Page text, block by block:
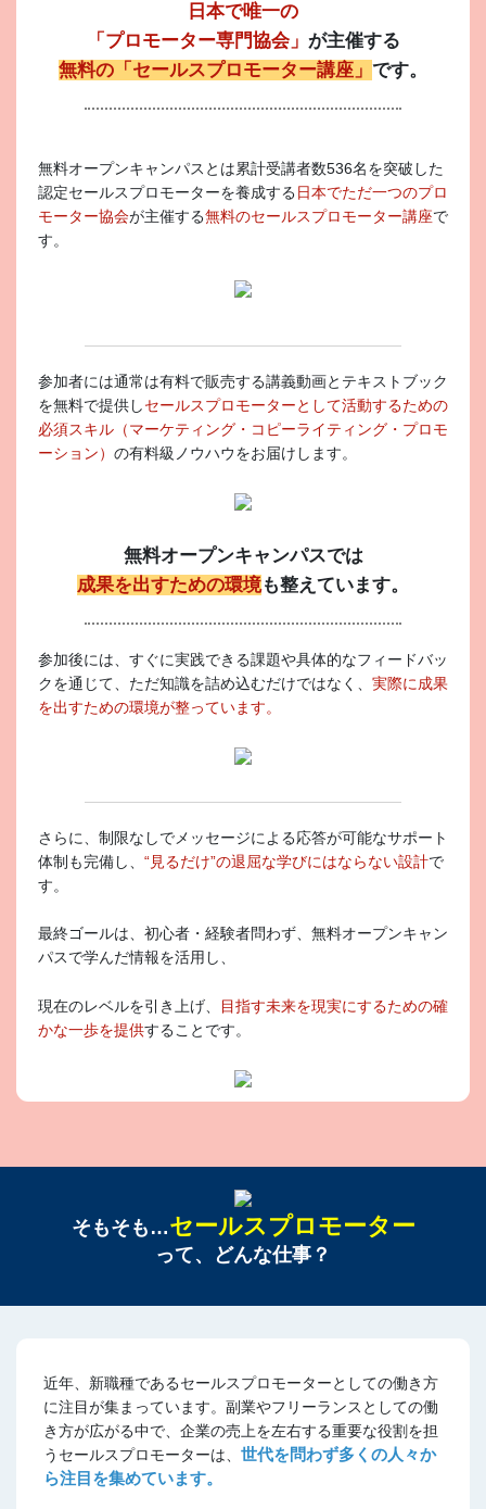
日本で唯一の
「プロモーター専門協会」 が主催する
無料の「セールスプロモーター講座」 です。
無料オープンキャンパスとは累計受講者数536名を突破した
認定セールスプロモーターを養成する 日本でただ一つのプロ
モーター協会が主催する無料のセールスプロモーター講座で
す。
参加者には通常は有料で販売する講義動画とテキストブック
を無料で提供しセールスプロモーターとして活動するための
必須スキル（マーケティング・コピーライティング・プロモ
ーション） の有料級ノウハウをお届けします。
無料オープンキャンパスでは
成果を出すための環境も整えています。
参加後には、すぐに実践できる課題や具体的なフィードバッ
クを通じて、ただ知識を詰め込むだけではなく、 実際に成果
を出すための環境が整っています。
さらに、制限なしでメッセージによる応答が可能なサポート
体制も完備し、 “見るだけ”の退屈な学びにはならない設計で
す。
最終ゴールは、初心者・経験者問わず、無料オープンキャン
パスで学んだ情報を活用し、
現在のレベルを引き上げ、
目指す未来を現実にするための確
かな一歩を提供することです。
そもそも…セールスプロモーター
って、どんな仕事？
近年、新職種であるセールスプロモーターとしての働き方
に注目が集まっています。副業やフリーランスとしての働
き方が広がる中で、企業の売上を左右する重要な役割を担
うセールスプロモーターは、 世代を問わず多くの人々か
ら注目を集めています。